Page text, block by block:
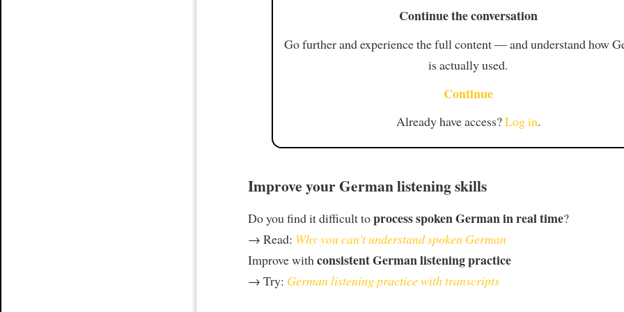
Continue the conversation
Go further and experience the full content — and understand how
is actually used.
Continue
Already have access?Log in.
Improve your German listening skills
Do you find it difficult toprocess spoken German in real time?
→ Read: Why you can't understand spoken German
Improve with consistent German listening practice
→ Try: German listening practice with transcripts